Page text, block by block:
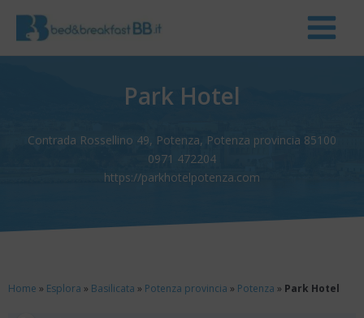
Park Hotel
Contrada Rossellino 49, Potenza, Potenza provincia 85100
0971 472204
https://parkhotelpotenza.com
Home » Esplora » Basilicata » Potenza provincia » Potenza » Park Hotel